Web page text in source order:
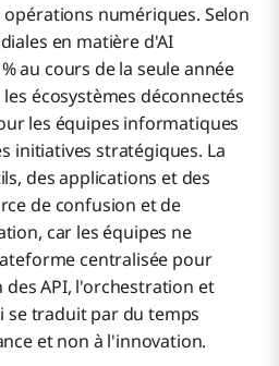
numériques. Selon
en matière d'AI
au cours de la seule année
écosystèmes déconnectés
les équipes informatiques
initiatives stratégiques. La
des applications et des
de confusion et de
car les équipes ne
centralisée pour
API, l'orchestration et
se traduit par du temps
et non à l'innovation.